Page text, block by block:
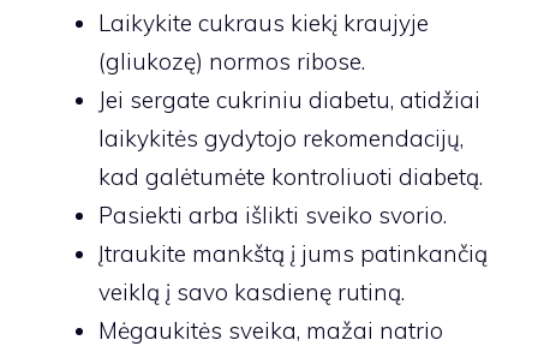
Laikykite cukraus kiekį kraujyje
(gliukozę) normos ribose.
Jei sergate cukriniu diabetu, atidžiai
laikykitės gydytojo rekomendacijų,
kad galėtumėte kontroliuoti diabetą.
Pasiekti arba išlikti sveiko svorio.
Įtraukite mankštą į jums patinkančią
veiklą į savo kasdienę rutiną.
Mėgaukitės sveika, mažai natrio